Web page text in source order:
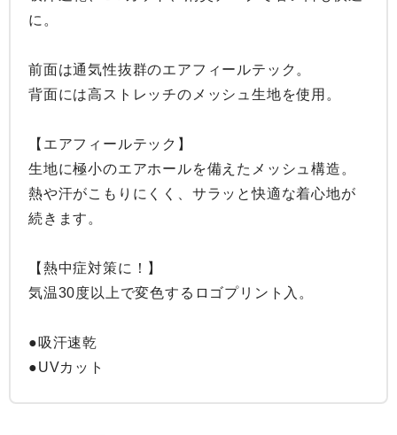
に。
前面は通気性抜群のエアフィールテック。
背面には高ストレッチのメッシュ生地を使用。
【エアフィールテック】
生地に極小のエアホールを備えたメッシュ構造。
熱や汗がこもりにくく、サラッと快適な着心地が
続きます。
【熱中症対策に！】
気温30度以上で変色するロゴプリント入。
●吸汗速乾
●UVカット